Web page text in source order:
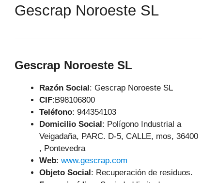
Gescrap Noroeste SL
Gescrap Noroeste SL
Razón Social: Gescrap Noroeste SL
CIF:B98106800
Teléfono: 944354103
Domicilio Social: Polígono Industrial a
Veigadaña, PARC. D-5, CALLE, mos, 36400
, Pontevedra
Web: www.gescrap.com
Objeto Social: Recuperación de residuos.